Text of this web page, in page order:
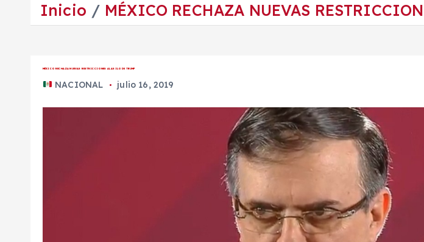
Inicio MÉXICO RECHAZA NUEVAS
MÉXICO RECHAZA NUEVAS RESTRICCIONES AL ASILO DE TRUMP
NACIONAL julio 16, 2019